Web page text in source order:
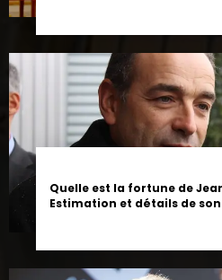
Quelle est la fortune de
Estimation et détails de